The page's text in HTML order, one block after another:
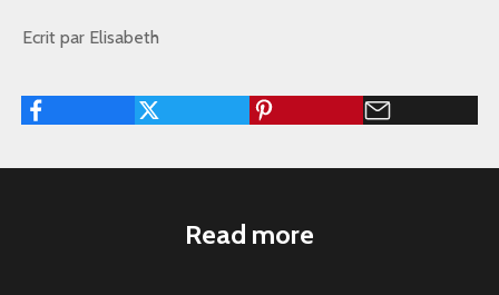
Ecrit par Elisabeth
Read more